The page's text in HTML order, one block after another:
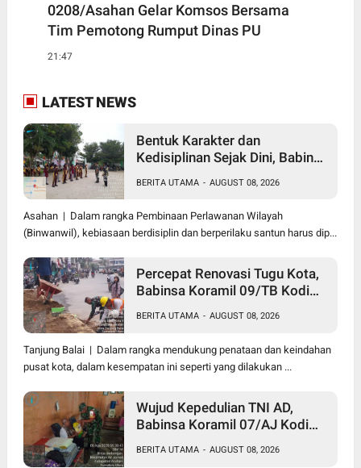
0208/Asahan Gelar Komsos Bersama
Tim Pemotong Rumput Dinas PU
21:47
LATEST NEWS
Bentuk Karakter dan
Kedisiplinan Sejak Dini, Babinsa
0208/Asahan Beri Pelatihan
PBB dan Etika Bagi Siswa MIN
7 Pertahanan
BERITA UTAMA - AUGUST 08, 2026
Asahan | Dalam rangka Pembinaan Perlawanan Wilayah
(Binwanwil), kebiasaan berdisiplin dan berperilaku santun harus dip...
Percepat Renovasi Tugu Kota,
Babinsa Koramil 09/TB Kodim
dan DLH Tanjungbalai Gelar
Gotong Royong
BERITA UTAMA - AUGUST 08, 2026
Tanjung Balai | Dalam rangka mendukung penataan dan keindahan
pusat kota, dalam kesempatan ini seperti yang dilakukan ...
Wujud Kepedulian TNI AD,
Babinsa Koramil 07/AJ Kodim
Serahkan Bantuan Tali Kasih
BERITA UTAMA - AUGUST 08, 2026